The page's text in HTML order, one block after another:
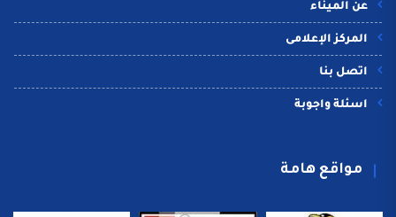
عن الميناء
المركز الإعلامى
اتصل بنا
اسئلة واجوبة
مواقع هامة